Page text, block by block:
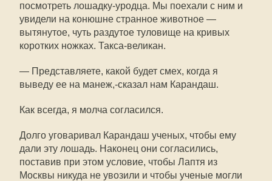
посмотреть лошадку-уродца. Мы поехали с ним и
увидели на конюшне странное животное —
вытянутое, чуть раздутое туловище на кривых
коротких ножках. Такса-великан.
— Представляете, какой будет смех, когда я
выведу ее на манеж,-сказал нам Карандаш.
Как всегда, я молча согласился.
Долго уговаривал Карандаш ученых, чтобы ему
дали эту лошадь. Наконец они согласились,
поставив при этом условие, чтобы Лаптя из
Москвы никуда не увозили и чтобы ученые могли